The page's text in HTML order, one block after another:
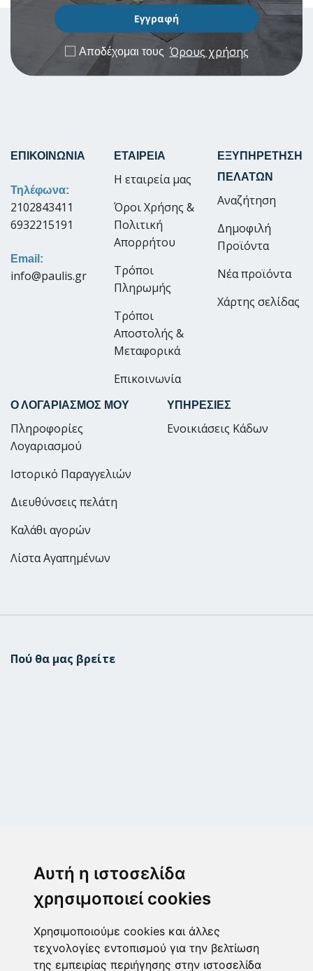
Αυτή η ιστοσελίδα
χρησιμοποιεί cookies
Χρησιμοποιούμε cookies και άλλες
τεχνολογίες εντοπισμού για την βελτίωση
της εμπειρίας περιήγησης στην ιστοσελίδα
Αποδέχομαι τους Όρους χρήσης
ΕΠΙΚΟΙΝΩΝΙΑ
Τηλέφωνα:
2102843411
6932215191
Email:
info@paulis.gr
ΕΤΑΙΡΕΙΑ
Η εταιρεία μας
Όροι Χρήσης &
Πολιτική
Απορρήτου
Τρόποι
Πληρωμής
Τρόποι
Αποστολής &
Μεταφορικά
Επικοινωνία
ΕΞΥΠΗΡΕΤΗΣΗ
ΠΕΛΑΤΩΝ
Αναζήτηση
Δημοφιλή
Προϊόντα
Νέα προϊόντα
Χάρτης σελίδας
Ο ΛΟΓΑΡΙΑΣΜΟΣ ΜΟΥ
Πληροφορίες
Λογαριασμού
Ιστορικό Παραγγελιών
Διευθύνσεις πελάτη
Καλάθι αγορών
Λίστα Αγαπημένων
ΥΠΗΡΕΣΙΕΣ
Ενοικιάσεις Κάδων
Πού θα μας βρείτε
2102843411
6932215191
info@paulis.gr
Ωράριο καταστήματος